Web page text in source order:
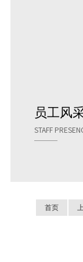
员工风
STAFF
首页